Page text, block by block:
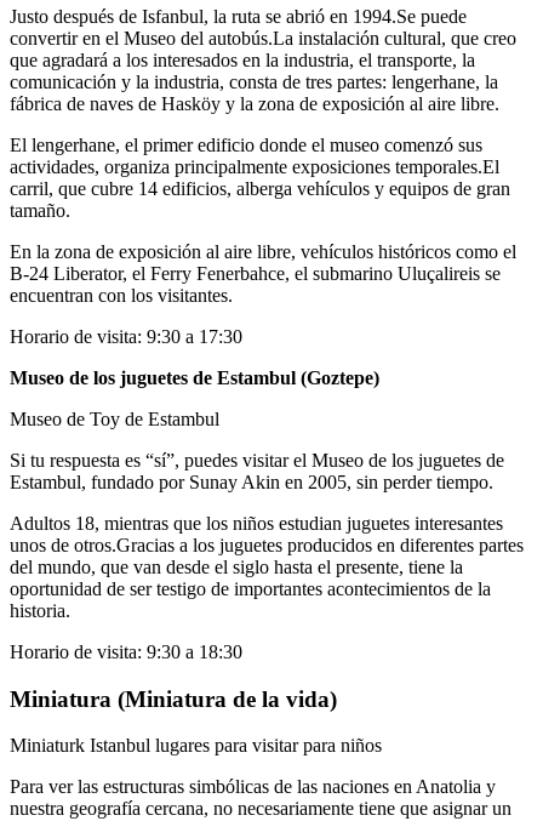
Justo después de Isfanbul, la ruta se abrió en 1994.Se puede
convertir en el Museo del autobús.La instalación cultural, que creo
que agradará a los interesados en la industria, el transporte, la
comunicación y la industria, consta de tres partes: lengerhane, la
fábrica de naves de Hasköy y la zona de exposición al aire libre.
El lengerhane, el primer edificio donde el museo comenzó sus
actividades, organiza principalmente exposiciones temporales.El
carril, que cubre 14 edificios, alberga vehículos y equipos de gran
tamaño.
En la zona de exposición al aire libre, vehículos históricos como el
B-24 Liberator, el Ferry Fenerbahce, el submarino Uluçalireis se
encuentran con los visitantes.
Horario de visita: 9:30 a 17:30
Museo de los juguetes de Estambul (Goztepe)
Museo de Toy de Estambul
Si tu respuesta es “sí”, puedes visitar el Museo de los juguetes de
Estambul, fundado por Sunay Akin en 2005, sin perder tiempo.
Adultos 18, mientras que los niños estudian juguetes interesantes
unos de otros.Gracias a los juguetes producidos en diferentes partes
del mundo, que van desde el siglo hasta el presente, tiene la
oportunidad de ser testigo de importantes acontecimientos de la
historia.
Horario de visita: 9:30 a 18:30
Miniatura (Miniatura de la vida)
Miniaturk Istanbul lugares para visitar para niños
Para ver las estructuras simbólicas de las naciones en Anatolia y
nuestra geografía cercana, no necesariamente tiene que asignar un